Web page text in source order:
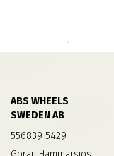
ABS WHEELS
SWEDEN AB
556839 5429